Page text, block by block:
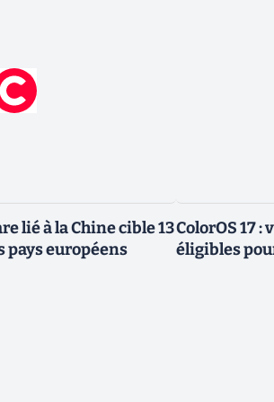
lié à la Chine cible 13
pays européens
ColorOS 17
éligibles